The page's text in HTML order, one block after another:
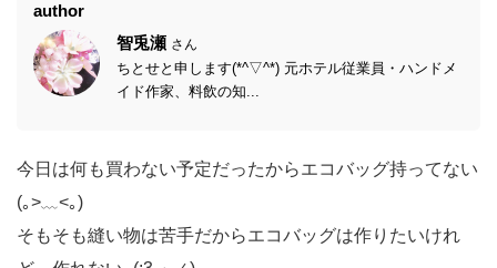
author
智兎瀬 さん
ちとせと申します(*^▽^*) 元ホテル従業員・ハンドメ
イド作家、料飲の知...
今日は何も買わない予定だったからエコバッグ持ってない
(｡>﹏<｡)
そもそも縫い物は苦手だからエコバッグは作りたいけれ